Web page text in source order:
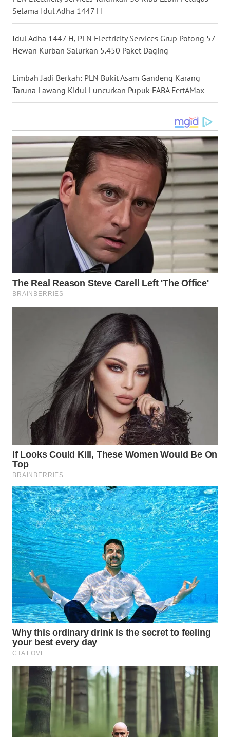
Selama Idul Adha 1447 H
Idul Adha 1447 H, PLN Electricity Services Grup Potong 57
Hewan Kurban Salurkan 5.450 Paket Daging
Limbah Jadi Berkah: PLN Bukit Asam Gandeng Karang
Taruna Lawang Kidul Luncurkan Pupuk FABA FertAMax
WN
WN
DANAU
TOBA
WN
NIAS
WN
LANGKAT
SELATAN
WN
WN
SIMALUNGUN
WN
LABUHANBATU
WN
TENGAH
WN DELI
SERDANG
WN
TEBING
TINGGI
WN
PAKPAK
WN
KARAWANG
WN
BEKASI
WN
BOGOR